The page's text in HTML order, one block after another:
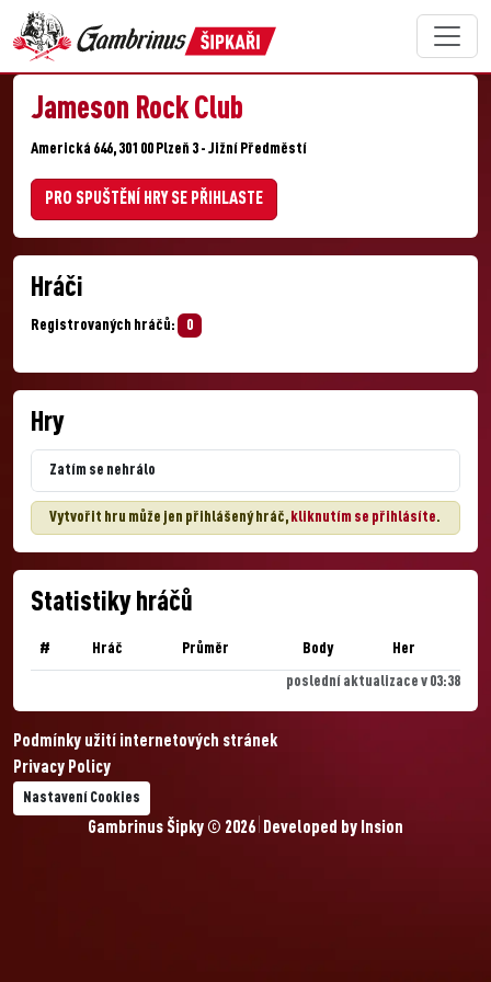
Jameson Rock Club
Americká 646, 301 00 Plzeň 3 - Jižní Předměstí
PRO SPUŠTĚNÍ HRY SE PŘIHLASTE
Hráči
Registrovaných hráčů: 0
Hry
Zatím se nehrálo
Vytvořit hru může jen přihlášený hráč, kliknutím se přihlásíte.
Statistiky hráčů
# Hráč Průměr Body Her
poslední aktualizace v 03:38
Podmínky užití internetových stránek
Privacy Policy
Nastavení Cookies
Gambrinus Šipky © 2026 Developed by Insion